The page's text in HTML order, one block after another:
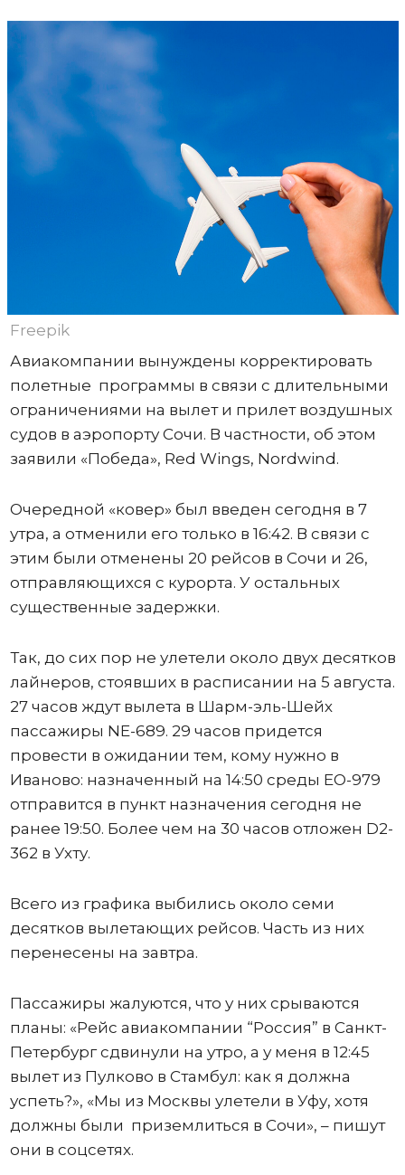
Freepik
Авиакомпании вынуждены корректировать
полетные программы в связи с длительными
ограничениями на вылет и прилет воздушных
судов в аэропорту Сочи. В частности, об этом
заявили «Победа», Red Wings, Nordwind.
Очередной «ковер» был введен сегодня в 7
утра, а отменили его только в 16:42. В связи с
этим были отменены 20 рейсов в Сочи и 26,
отправляющихся с курорта. У остальных
существенные задержки.
Так, до сих пор не улетели около двух десятков
лайнеров, стоявших в расписании на 5 августа.
27 часов ждут вылета в Шарм-эль-Шейх
пассажиры NE-689. 29 часов придется
провести в ожидании тем, кому нужно в
Иваново: назначенный на 14:50 среды ЕО-979
отправится в пункт назначения сегодня не
ранее 19:50. Более чем на 30 часов отложен D2-
362 в Ухту.
Всего из графика выбились около семи
десятков вылетающих рейсов. Часть из них
перенесены на завтра.
Пассажиры жалуются, что у них срываются
планы: «Рейс авиакомпании “Россия” в Санкт-
Петербург сдвинули на утро, а у меня в 12:45
вылет из Пулково в Стамбул: как я должна
успеть?», «Мы из Москвы улетели в Уфу, хотя
должны были приземлиться в Сочи», – пишут
они в соцсетях.